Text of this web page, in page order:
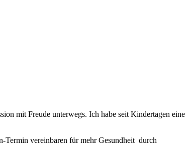
mit Freude unterwegs. Ich habe seit Kindertagen eine
Termin vereinbaren für mehr Gesundheit durch